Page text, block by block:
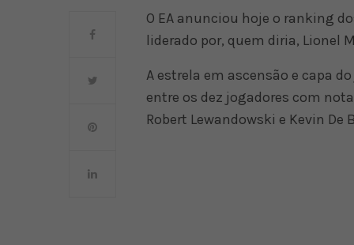
O EA anunciou hoje o ranking
liderado por, quem diria, Lionel
A estrela em ascensão e capa
entre os dez jogadores com
Robert Lewandowski e Kevin De